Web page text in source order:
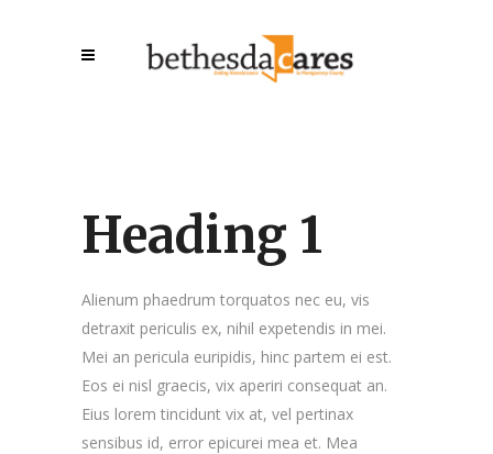
Heading 1
Alienum phaedrum torquatos nec eu, vis
detraxit periculis ex, nihil expetendis in mei.
Mei an pericula euripidis, hinc partem ei est.
Eos ei nisl graecis, vix aperiri consequat an.
Eius lorem tincidunt vix at, vel pertinax
sensibus id, error epicurei mea et. Mea